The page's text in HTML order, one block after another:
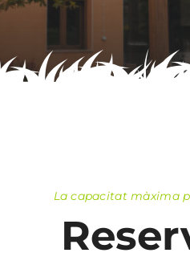
La capacitat màxima